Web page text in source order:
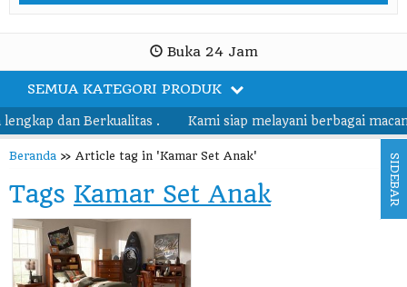
Buka 24 Jam
SEMUA KATEGORI PRODUK
dan Berkualitas . Kami siap melayani berbagai
Beranda » Article tag in 'Kamar Set Anak'
Tags Kamar Set Anak SIDEBAR